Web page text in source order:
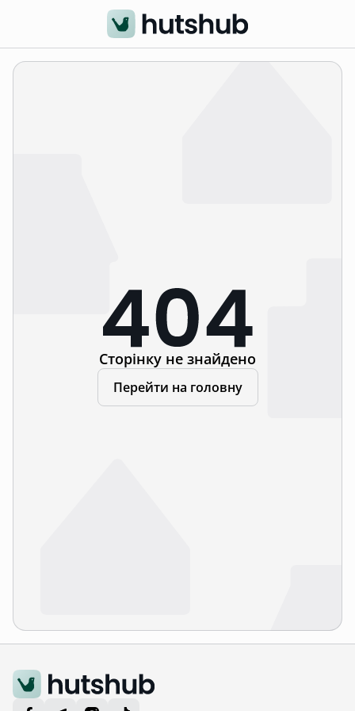
Сторінку не знайдено
Перейти на головну